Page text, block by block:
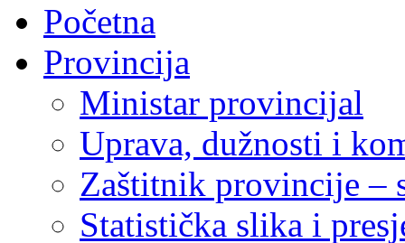
Početna
Provincija
Ministar provincijal
Uprava, dužnosti i
Zaštitnik provincije –
Statistička slika i